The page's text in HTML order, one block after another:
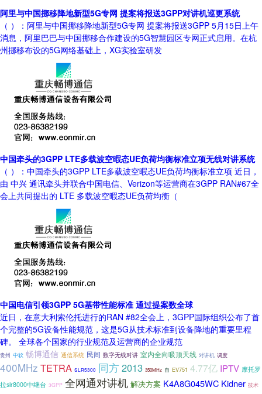
阿里与中国挪移降地新型5G专网 提案将报送3GPP对讲机巡更系统
（ ）：阿里与中国挪移降地新型5G专网 提案将报送3GPP 5月15日上午
消息，阿里巴巴与中国挪移合作建设的5G智慧园区专网正式启用。在杭
州挪移布设的5G网络基础上，XG实验室研发
中国牵头的3GPP LTE多载波空暇态UE负荷均衡标准立项无线对讲系统
（ ）：中国牵头的3GPP LTE多载波空暇态UE负荷均衡标准立项 近日，
由 中兴 通讯牵头并联合中国电信、Verizon等运营商在3GPP RAN#67全
会上共同提出的 LTE 多载波空暇态UE负荷均衡（
中国电信引领3GPP 5G基带性能标准 通过提案数全球
近日，在意大利索伦托进行的RAN #82全会上，3GPP国际组织公布了首
个完整的5G设备性能规范，这是5G从技术标准到设备降地的重要里程
碑。 全球各个国家的行业规范及运营商的企业规范
贵州 中软 畅博通信 通信系统 民间 数字无线对讲 室内全向吸顶天线 对讲机 调度
400MHz TETRA SLR5300 同方2013 350MHz 自 EV751 4.77亿 IPTV 摩托罗
拉slr8000中继台 3GPP 全网通对讲机 解决方案 K4A8G045WC Kidner 技术